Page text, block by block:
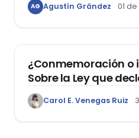
AG Agustín Grández 01
¿Conmemoración o
Sobre la Ley que
como el “Mes de la
Carol E. Venegas Ruiz